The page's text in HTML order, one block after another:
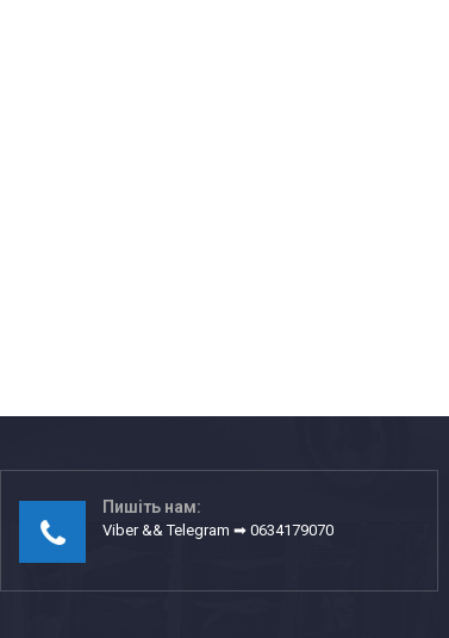
Пишіть нам:
Viber && Telegram ➡ 0634179070